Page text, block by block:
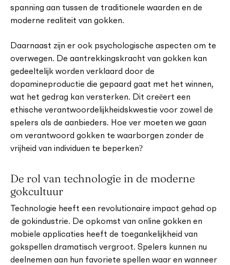
spanning aan tussen de traditionele waarden en de
moderne realiteit van gokken.
Daarnaast zijn er ook psychologische aspecten om te
overwegen. De aantrekkingskracht van gokken kan
gedeeltelijk worden verklaard door de
dopamineproductie die gepaard gaat met het winnen,
wat het gedrag kan versterken. Dit creëert een
ethische verantwoordelijkheidskwestie voor zowel de
spelers als de aanbieders. Hoe ver moeten we gaan
om verantwoord gokken te waarborgen zonder de
vrijheid van individuen te beperken?
De rol van technologie in de moderne
gokcultuur
Technologie heeft een revolutionaire impact gehad op
de gokindustrie. De opkomst van online gokken en
mobiele applicaties heeft de toegankelijkheid van
gokspellen dramatisch vergroot. Spelers kunnen nu
deelnemen aan hun favoriete spellen waar en wanneer